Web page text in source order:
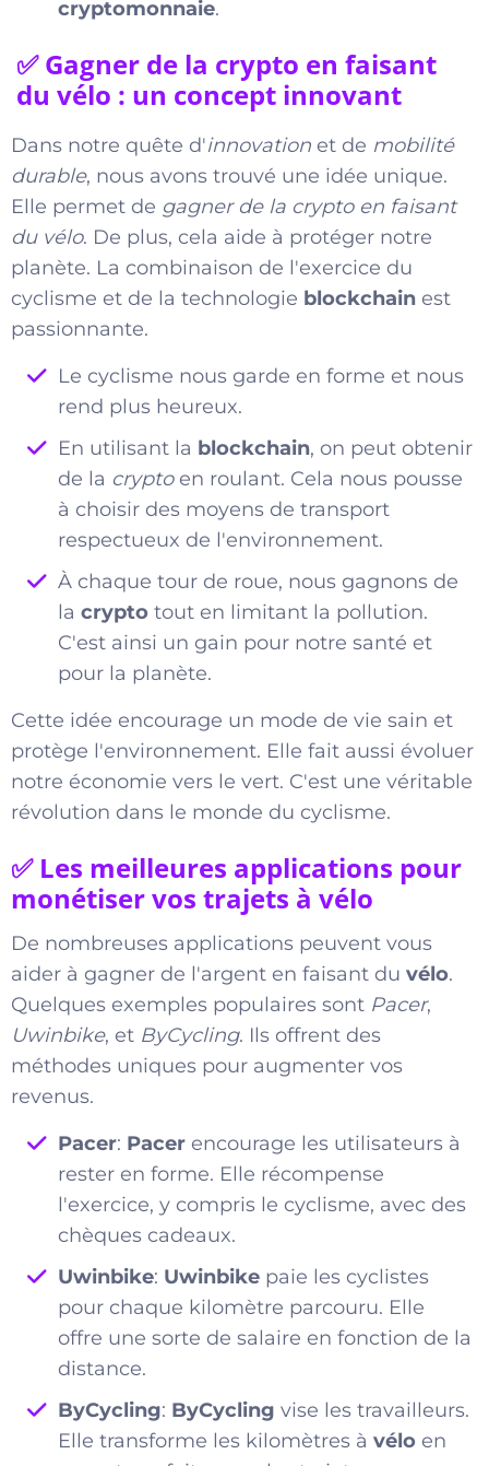
cryptomonnaie.
✅ Gagner de la crypto en faisant
du vélo : un concept innovant
Dans notre quête d'innovation et de mobilité
durable, nous avons trouvé une idée unique.
Elle permet de gagner de la crypto en faisant
du vélo. De plus, cela aide à protéger notre
planète. La combinaison de l'exercice du
cyclisme et de la technologie blockchain est
passionnante.
Le cyclisme nous garde en forme et nous
rend plus heureux.
En utilisant la blockchain, on peut obtenir
de la cryptoen roulant. Cela nous pousse
à choisir des moyens de transport
respectueux de l'environnement.
À chaque tour de roue, nous gagnons de
la crypto tout en limitant la pollution.
C'est ainsi un gain pour notre santé et
pour la planète.
Cette idée encourage un mode de vie sain et
protège l'environnement. Elle fait aussi évoluer
notre économie vers le vert. C'est une véritable
révolution dans le monde du cyclisme.
✅ Les meilleures applications pour
monétiser vos trajets à vélo
De nombreuses applications peuvent vous
aider à gagner de l'argent en faisant du vélo.
Quelques exemples populaires sont Pacer,
Uwinbike, et ByCycling. Ils offrent des
méthodes uniques pour augmenter vos
revenus.
Pacer: Pacer encourage les utilisateurs à
rester en forme. Elle récompense
l'exercice, y compris le cyclisme, avec des
chèques cadeaux.
Uwinbike: Uwinbike paie les cyclistes
pour chaque kilomètre parcouru. Elle
offre une sorte de salaire en fonction de la
distance.
ByCycling: ByCycling vise les travailleurs.
Elle transforme les kilomètres à vélo en